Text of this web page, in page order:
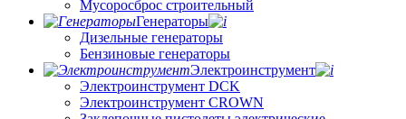
Мусоросброс строительный
Генераторы
Дизельные генераторы
Бензиновые генераторы
Электроинструмент
Электроинструмент DCK
Электроинструмент CROWN